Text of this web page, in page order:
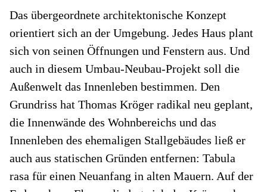
Das übergeordnete architektonische Konzept
orientiert sich an der Umgebung. Jedes Haus plant
sich von seinen Öffnungen und Fenstern aus. Und
auch in diesem Umbau-Neubau-Projekt soll die
Außenwelt das Innenleben bestimmen. Den
Grundriss hat Thomas Kröger radikal neu geplant,
die Innenwände des Wohnbereichs und das
Innenleben des ehemaligen Stallgebäudes ließ er
auch aus statischen Gründen entfernen: Tabula
rasa für einen Neuanfang in alten Mauern. Auf der